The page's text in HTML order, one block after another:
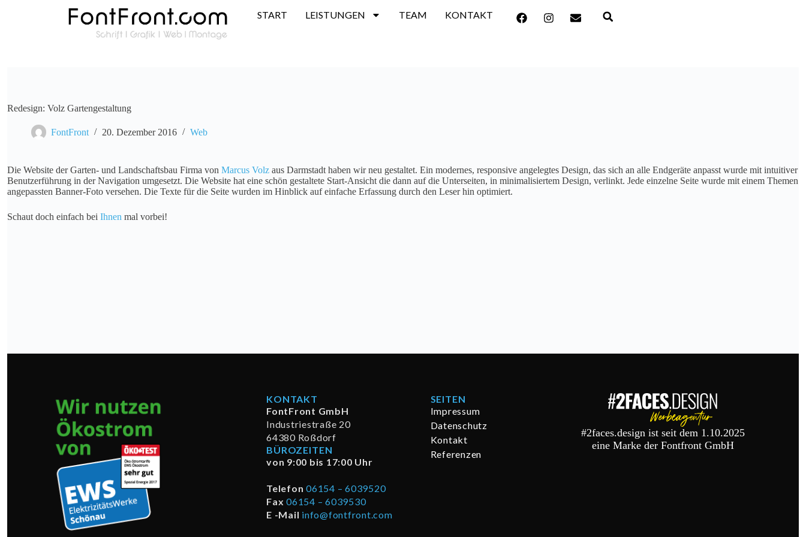
START LEISTUNGEN TEAM KONTAKT
Redesign: Volz Gartengestaltung
FontFront 20. Dezember 2016 Web
Die Website der Garten- und Landschaftsbau Firma von Marcus Volz aus Darmstadt haben wir neu gestaltet. Ein modernes, responsive angelegtes Design, das sich an alle Endgeräte anpasst wurde mit intuitiver
Benutzerführung in der Navigation umgesetzt. Die Website hat eine schön gestaltete Start-Ansicht die dann auf die Unterseiten, in minimalisiertem Design, verlinkt. Jede einzelne Seite wurde mit einem Themen
angepassten Banner-Foto versehen. Die Texte für die Seite wurden im Hinblick auf einfache Erfassung durch den Leser hin optimiert.
Schaut doch einfach bei Ihnen mal vorbei!
KONTAKT
FontFront GmbH
Industriestraße 20
64380 Roßdorf
BÜROZEITEN
von 9:00 bis 17:00 Uhr
Telefon 06154 – 6039520
Fax 06154 – 6039530
E -Mail info@fontfront.com
SEITEN
Impressum
Datenschutz
Kontakt
Referenzen
#2faces.design ist seit dem 1.10.2025
eine Marke der Fontfront GmbH